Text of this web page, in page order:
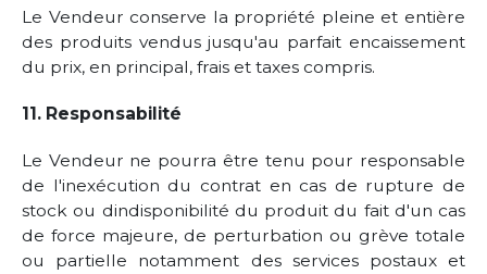
Le Vendeur conserve la propriété pleine et entière
des produits vendus jusqu'au parfait encaissement
du prix, en principal, frais et taxes compris.
11. Responsabilité
Le Vendeur ne pourra être tenu pour responsable
de l'inexécution du contrat en cas de rupture de
stock ou dindisponibilité du produit du fait d'un cas
de force majeure, de perturbation ou grève totale
ou partielle notamment des services postaux et